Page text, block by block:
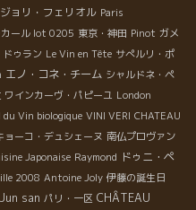
ョリ・フェリオル Paris
カール lot 0205 東京・神田 Pinot ガメ
ゥラン Le Vin en Tête サぺルリ・ポ
エノ・コネ・チーム シャルドネ・ペ
ワインカーヴ・パピーユ London
du Vin biologique VINI VERI CHATEAU
ョーコ・デュシェーヌ 南仏プロヴァン
Japonaise Raymond ドゥニ・ペ
2008 Antoine Joly 伊藤の誕生日
Jun san パリ・一区 CHÂTEAU